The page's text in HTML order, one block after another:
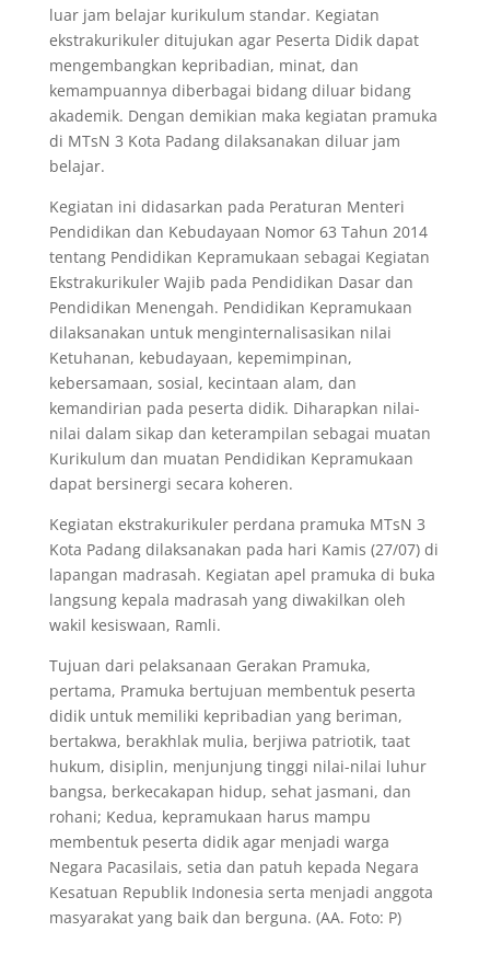
luar jam belajar kurikulum standar. Kegiatan
ekstrakurikuler ditujukan agar Peserta Didik dapat
mengembangkan kepribadian, minat, dan
kemampuannya diberbagai bidang diluar bidang
akademik. Dengan demikian maka kegiatan pramuka
di MTsN 3 Kota Padang dilaksanakan diluar jam
belajar.
Kegiatan ini didasarkan pada Peraturan Menteri
Pendidikan dan Kebudayaan Nomor 63 Tahun 2014
tentang Pendidikan Kepramukaan sebagai Kegiatan
Ekstrakurikuler Wajib pada Pendidikan Dasar dan
Pendidikan Menengah. Pendidikan Kepramukaan
dilaksanakan untuk menginternalisasikan nilai
Ketuhanan, kebudayaan, kepemimpinan,
kebersamaan, sosial, kecintaan alam, dan
kemandirian pada peserta didik. Diharapkan nilai-
nilai dalam sikap dan keterampilan sebagai muatan
Kurikulum dan muatan Pendidikan Kepramukaan
dapat bersinergi secara koheren.
Kegiatan ekstrakurikuler perdana pramuka MTsN 3
Kota Padang dilaksanakan pada hari Kamis (27/07) di
lapangan madrasah. Kegiatan apel pramuka di buka
langsung kepala madrasah yang diwakilkan oleh
wakil kesiswaan, Ramli.
Tujuan dari pelaksanaan Gerakan Pramuka,
pertama, Pramuka bertujuan membentuk peserta
didik untuk memiliki kepribadian yang beriman,
bertakwa, berakhlak mulia, berjiwa patriotik, taat
hukum, disiplin, menjunjung tinggi nilai-nilai luhur
bangsa, berkecakapan hidup, sehat jasmani, dan
rohani; Kedua, kepramukaan harus mampu
membentuk peserta didik agar menjadi warga
Negara Pacasilais, setia dan patuh kepada Negara
Kesatuan Republik Indonesia serta menjadi anggota
masyarakat yang baik dan berguna. (AA. Foto: P)